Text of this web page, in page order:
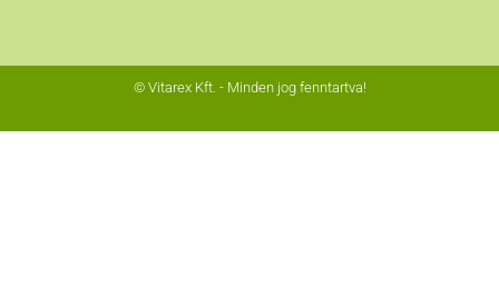
© Vitarex Kft. - Minden jog fenntartva!